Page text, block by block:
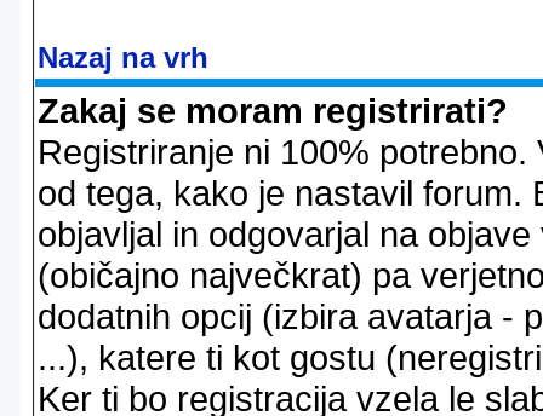
Nazaj na vrh
Zakaj se moram registrirati?
Registriranje ni 100%
od tega, kako je nastavil forum.
objavljal in odgovarjal na
(običajno največkrat) pa
dodatnih opcij (izbira avatarja -
...), katere ti kot gostu
Ker ti bo registracija vzela le